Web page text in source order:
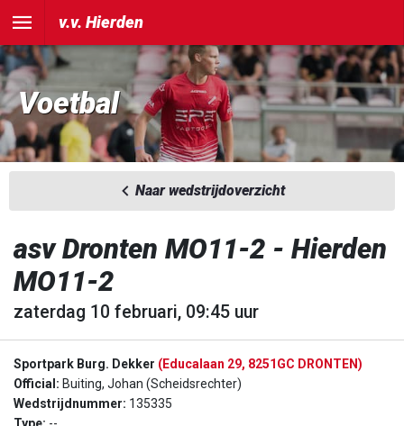
v.v. Hierden
Voetbal
Naar wedstrijdoverzicht
asv Dronten MO11-2 - Hierden
MO11-2
zaterdag 10 februari, 09:45 uur
Sportpark Burg. Dekker (Educalaan 29, 8251GC DRONTEN)
Official: Buiting, Johan (Scheidsrechter)
Wedstrijdnummer: 135335